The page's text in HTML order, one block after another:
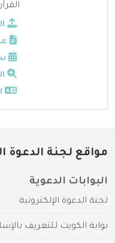
مواقع لجنة الدعوة
البوابات الدعوية
لجنة الدعوة الإلكترونية
بوابة الكويت للتعريف